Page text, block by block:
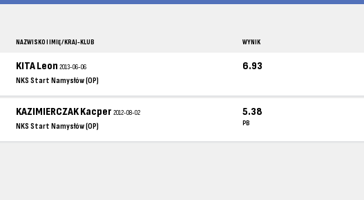
NAZWISKO I IMIĘ / KRAJ-KLUB WYNIK
KITA Leon2013-06-06
NKS Start Namysłów (OP)
6.93
KAZIMIERCZAK Kacper2012-08-02
NKS Start Namysłów (OP)
5.38
PB